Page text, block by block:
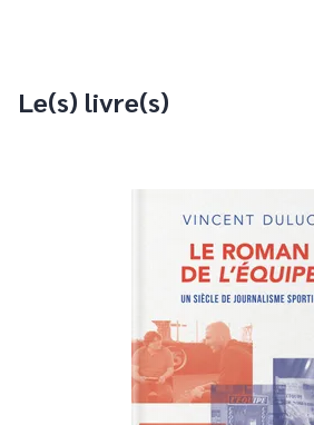
Le(s) livre(s)